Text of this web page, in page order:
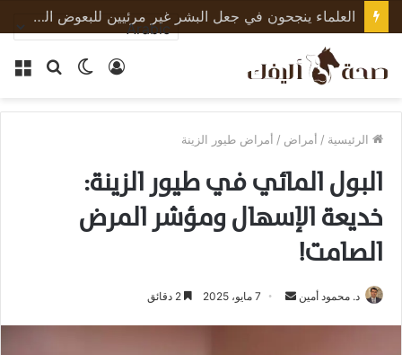
العلماء ينجحون في جعل البشر غير مرئيين للبعوض الناقل للأمراض
بحث الوضع تسجيل
الرئيسية / أمراض / أمراض طيور الزينة
البول المائي في طيور الزينة:
خديعة الإسهال ومؤشر المرض
الصامت!
د. محمود أمين
أرسل 7 مايو، 2025